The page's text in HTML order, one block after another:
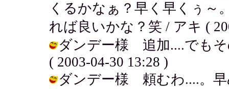
くるかなぁ？早く早くぅ～
れば良いかな？笑 / アキ (
ダンデー様 追加....でもそ
( 2003-04-30 13:28 )
ダンデー様 頼むわ....。